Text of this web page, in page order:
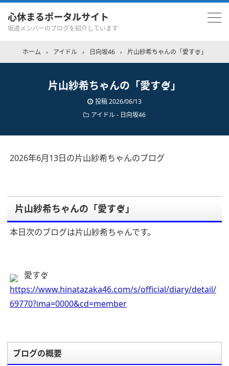
心休まるポータルサイト
坂道メンバーのブログを紹介しています
ホーム › アイドル › 日向坂46 › 片山紗希ちゃんの「愛す🍨」
片山紗希ちゃんの「愛す🍨」
投稿2026/06/13
アイドル - 日向坂46
2026年6月13日の片山紗希ちゃんのブログ
片山紗希ちゃんの「愛す🍨」
本日次のブログは片山紗希ちゃんです。
愛す🍨
https://www.hinatazaka46.com/s/official/diary/detail/
69770?ima=0000&cd=member
ブログの概要